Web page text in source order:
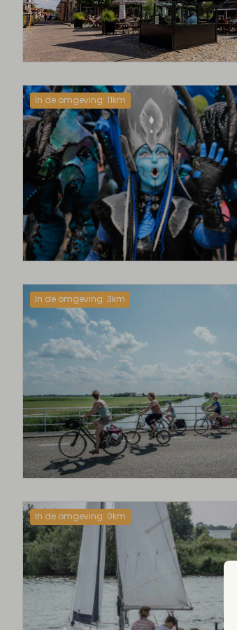
In de omgeving: 11km
In de omgeving: 3km
In de omgeving: 0km